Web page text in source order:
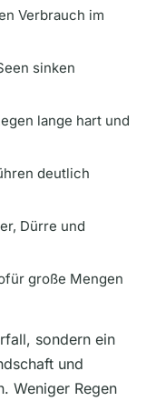
Verbrauch im
sinken
lange hart und
deutlich
Dürre und
große Mengen
sondern ein
und
Weniger Regen